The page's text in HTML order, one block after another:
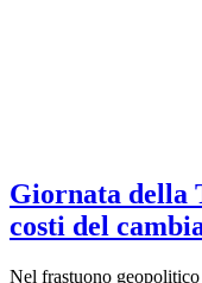
Giornata della
costi del
Nel frastuono geopolitico